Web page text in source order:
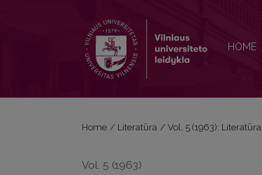
HOME
Home / Literatūra / Vol. 5 (1963): Literatūra
Vol. 5 (1963)